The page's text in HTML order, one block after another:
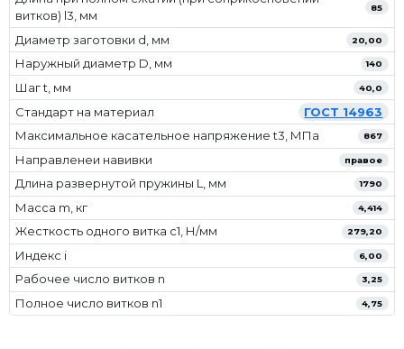
витков) l3, мм
85
Диаметр заготовки d, мм 20,00
Наружный диаметр D, мм 140
Шаг t, мм 40,0
Стандарт на материал
ГОСТ 14963
Максимальное касательное напряжение t3, МПа
867
Направленеи навивки правое
Длина развернутой пружины L, мм 1790
Масса m, кг 4,414
Жесткость одного витка c1, Н/мм 279,20
Индекс i 6,00
Рабочее число витков n 3,25
Полное число витков n1 4,75